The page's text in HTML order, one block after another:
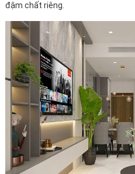
đậm chất riêng.